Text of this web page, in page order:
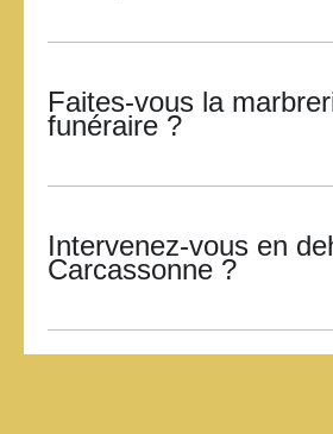
Faites-vous la
funéraire ?
Intervenez-vous en
Carcassonne ?